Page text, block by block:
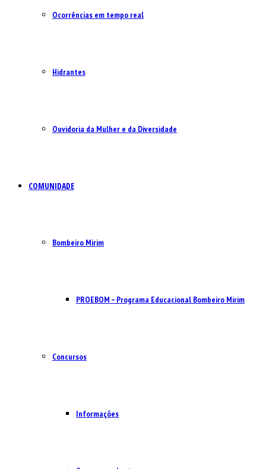
Ocorrências em tempo real
Hidrantes
Ouvidoria da Mulher e da Diversidade
COMUNIDADE
Bombeiro Mirim
PROEBOM – Programa Educacional Bombeiro Mirim
Concursos
Informações